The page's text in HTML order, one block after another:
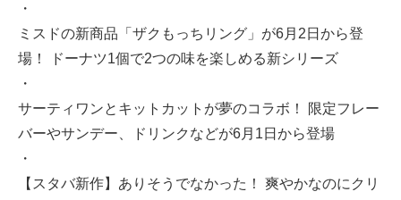
・
ミスドの新商品「ザクもっちリング」が6月2日から登
場！ ドーナツ1個で2つの味を楽しめる新シリーズ
・
サーティワンとキットカットが夢のコラボ！ 限定フレー
バーやサンデー、ドリンクなどが6月1日から登場
・
【スタバ新作】ありそうでなかった！ 爽やかなのにクリ